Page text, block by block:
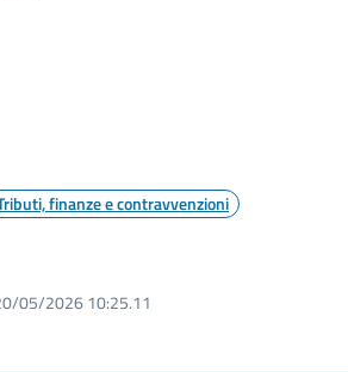
finanze e contravvenzioni
05/2026 10:25.11